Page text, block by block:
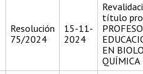
Resolución
75/2024
15-11-
2024
título
EN
QUÍMICA